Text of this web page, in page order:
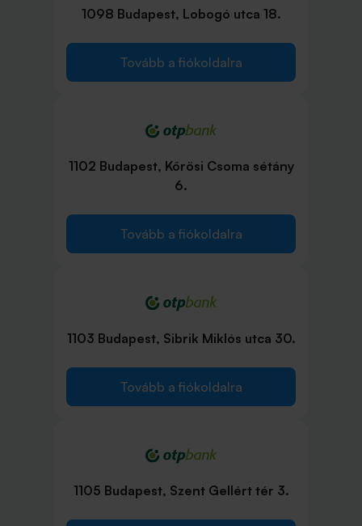
1098 Budapest, Lobogó utca 18.
Tovább a fiókoldalra
1102 Budapest, Kőrösi Csoma sétány
6.
Tovább a fiókoldalra
1103 Budapest, Sibrik Miklós utca 30.
Tovább a fiókoldalra
1105 Budapest, Szent Gellért tér 3.